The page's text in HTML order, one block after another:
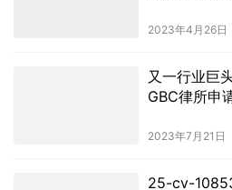
2023年4月26日
又一行业巨
GBC律所申
2023年7月21日
25-cv-